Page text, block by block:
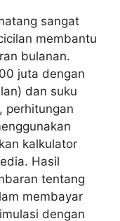
sangat
membantu
bulanan.
juta dengan
dan suku
perhitungan
kalkulator
Hasil
tentang
membayar
dengan